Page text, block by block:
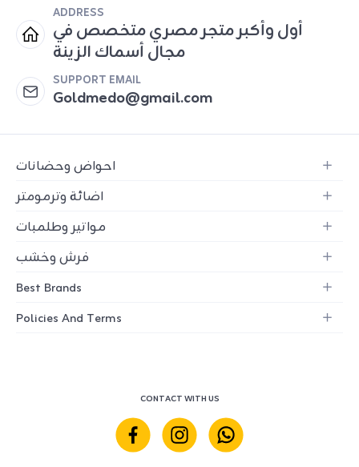
ADDRESS
أول وأكبر متجر مصري متخصص في
مجال أسماك الزينة
SUPPORT EMAIL
Goldmedo@gmail.com
احواض وحضانات
اضائة وترمومتر
مواتير وطلمبات
فرش وخشب
Best Brands
Policies And Terms
CONTACT WITH US